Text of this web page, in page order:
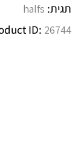
תגית: halfs
ID: 26744